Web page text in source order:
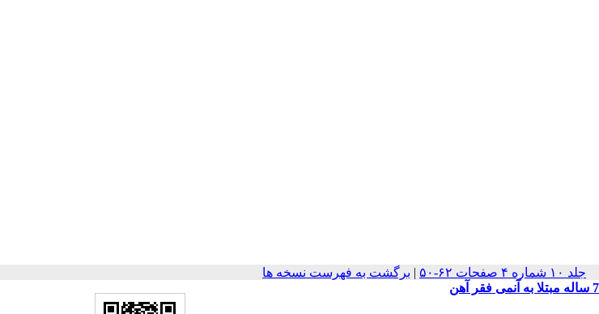
جلد ۱۰ شماره ۴ صفحات ۶۲-۵۰ | برگشت به فهرست نسخه ها